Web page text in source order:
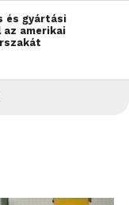
és gyártási
amerikai